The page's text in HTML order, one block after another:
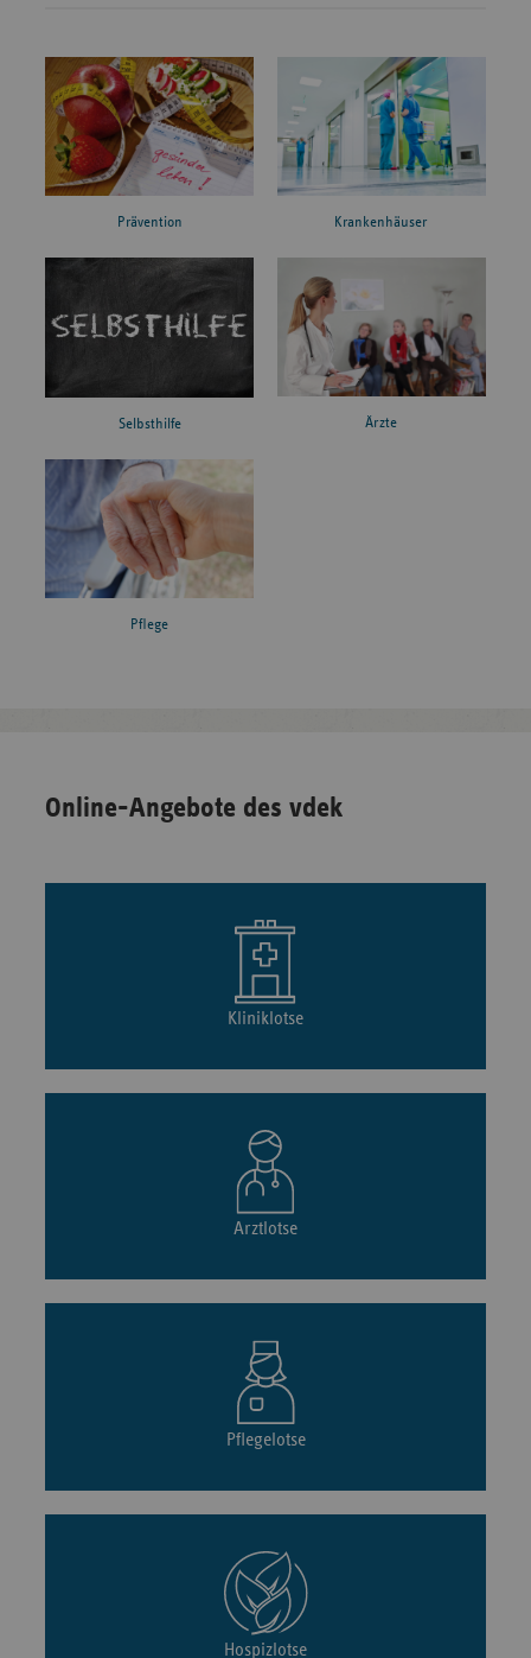
Prävention Krankenhäuser
Selbsthilfe Ärzte
Pflege
Online-Angebote des vdek
Kliniklotse
Arztlotse
Pflegelotse
Hospizlotse